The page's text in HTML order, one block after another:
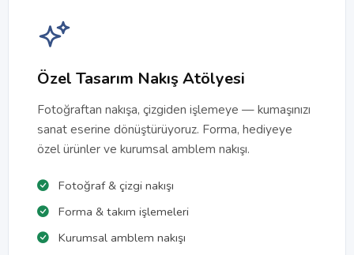
Özel Tasarım Nakış Atölyesi
Fotoğraftan nakışa, çizgiden işlemeye — kumaşınızı
sanat eserine dönüştürüyoruz. Forma, hediyeye
özel ürünler ve kurumsal amblem nakışı.
Fotoğraf & çizgi nakışı
Forma & takım işlemeleri
Kurumsal amblem nakışı